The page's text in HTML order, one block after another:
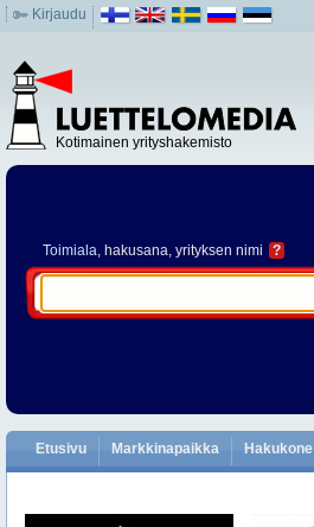
Kirjaudu
Kotimainen yrityshakemisto
Toimiala, hakusana, yrityksen nimi ?
Etusivu Markkinapaikka Hakukone